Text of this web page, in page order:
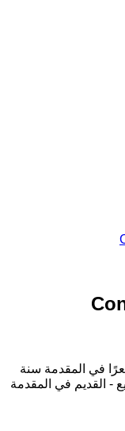
في المقدمة سنة
- القديم في المقدمة